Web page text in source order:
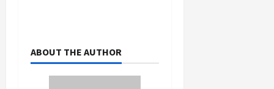
ABOUT THE AUTHOR